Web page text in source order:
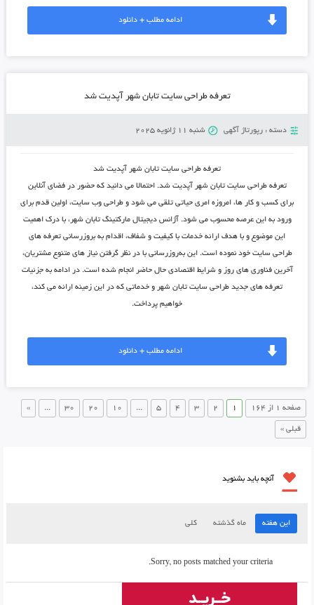
ادامه مطلب + دانلود
تعرفه طراحی سایت تابان شهر آپدیت شد
دسته : رپورتاژ آگهی شنبه 11 ژانویه 2025
تعرفه طراحی سایت تابان شهر آپدیت شد
تعرفه طراحی سایت تابان شهر آپدیت شد. احتمالا می دانید که حضور در فضای آنلاین
برای کسب و کار ها، امروزه امری حیاتی تلقی می شود و طراحی وب سایت، اولین قدم برای
ورود به این عرصه محسوب می شود. آژانس دیجیتال مارکتینگ تابان شهر، با درک اهمیت
این موضوع و با هدف ارائه خدمات با کیفیت و شفاف، اقدام به بروزرسانی تعرفه های
طراحی سایت خود نموده است. این به‌روزرسانی با در نظر گرفتن نیاز های متنوع مشتریان،
آخرین فناوری های روز و شرایط اقتصادی حال حاضر انجام شده است. در ادامه به جزئیات
تعرفه های جدید طراحی سایت تابان شهر و خدماتی که در این زمینه ارائه می کند،
خواهیم پرداخت.
ادامه مطلب + دانلود
صفحه 1 از 164 1
2
3
4
5
...
10
20
30
...
»
قبلی »
آنچه باید بشنوید
این هفته ماه گذشته کلی
Sorry, no posts matched your criteria.